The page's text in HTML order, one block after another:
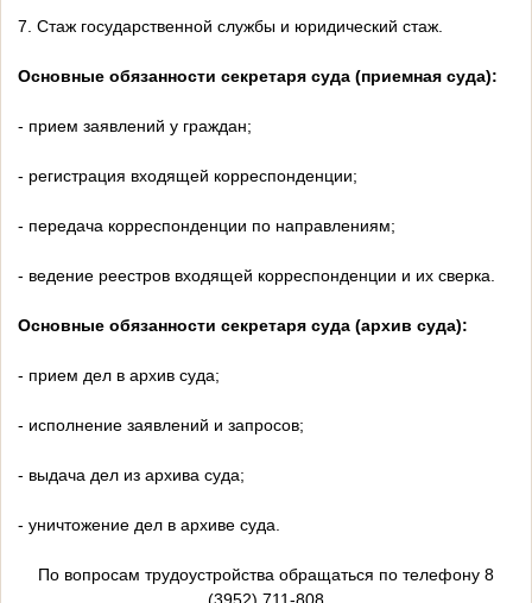
7. Стаж государственной службы и юридический стаж.
Основные обязанности секретаря суда (приемная суда):
- прием заявлений у граждан;
- регистрация входящей корреспонденции;
- передача корреспонденции по направлениям;
- ведение реестров входящей корреспонденции и их сверка.
Основные обязанности секретаря суда (архив суда):
- прием дел в архив суда;
- исполнение заявлений и запросов;
- выдача дел из архива суда;
- уничтожение дел в архиве суда.
По вопросам трудоустройства обращаться по телефону 8
(3952) 711-808